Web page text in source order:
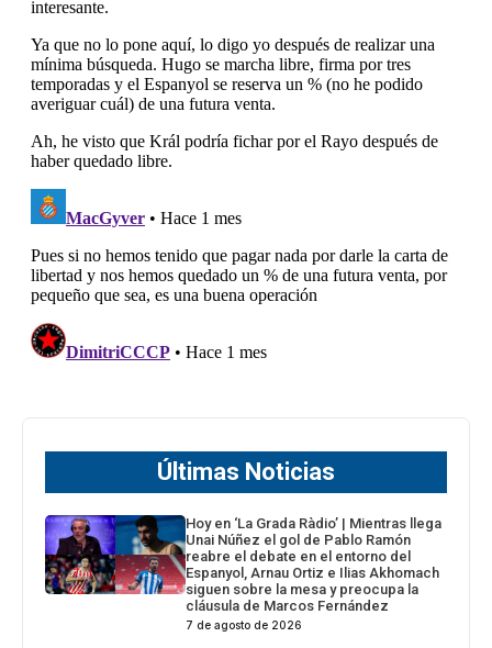
Últimas Noticias
Hoy en ‘La Grada Ràdio’ | Mientras llega
Unai Núñez el gol de Pablo Ramón
reabre el debate en el entorno del
Espanyol, Arnau Ortiz e Ilias Akhomach
siguen sobre la mesa y preocupa la
cláusula de Marcos Fernández
7 de agosto de 2026